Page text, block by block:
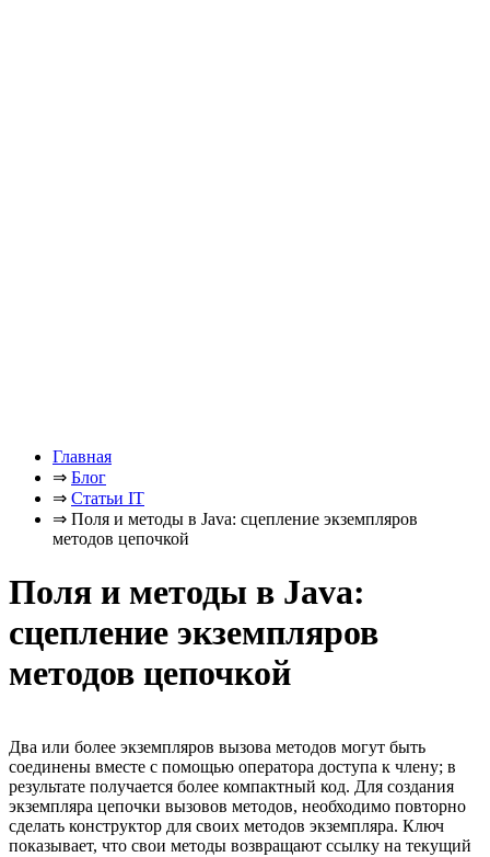
Главная
⇒ Блог
⇒ Статьи IT
⇒ Поля и методы в Java: сцепление экземпляров
методов цепочкой
Поля и методы в Java:
сцепление экземпляров
методов цепочкой
Два или более экземпляров вызова методов могут быть
соединены вместе с помощью оператора доступа к члену; в
результате получается более компактный код. Для создания
экземпляра цепочки вызовов методов, необходимо повторно
сделать конструктор для своих методов экземпляра. Ключ
показывает, что свои методы возвращают ссылку на текущий